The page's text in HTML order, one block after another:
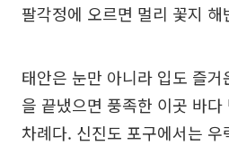
팔각정에 오르면 멀리 꽃지
태안은 눈만 아니라 입도 즐
을 끝냈으면 풍족한 이곳 바
차례다. 신진도 포구에서는